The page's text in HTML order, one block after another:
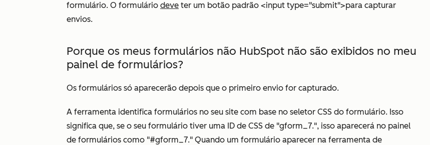
formulário. O formulário deve ter um botão padrão <input type="submit">para capturar
envios.
Porque os meus formulários não HubSpot não são exibidos no meu
painel de formulários?
Os formulários só aparecerão depois que o primeiro envio for capturado.
A ferramenta identifica formulários no seu site com base no seletor CSS do formulário. Isso
significa que, se o seu formulário tiver uma ID de CSS de "gform_7.", isso aparecerá no painel
de formulários como "#gform_7." Quando um formulário aparecer na ferramenta de